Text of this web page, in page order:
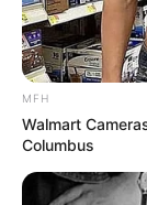
MFH
Walmart
Columbus